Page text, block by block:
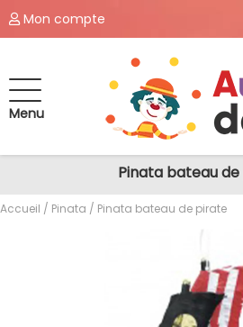
Mon compte
Menu
Pinata bateau
Accueil / Pinata / Pinata bateau de pirate